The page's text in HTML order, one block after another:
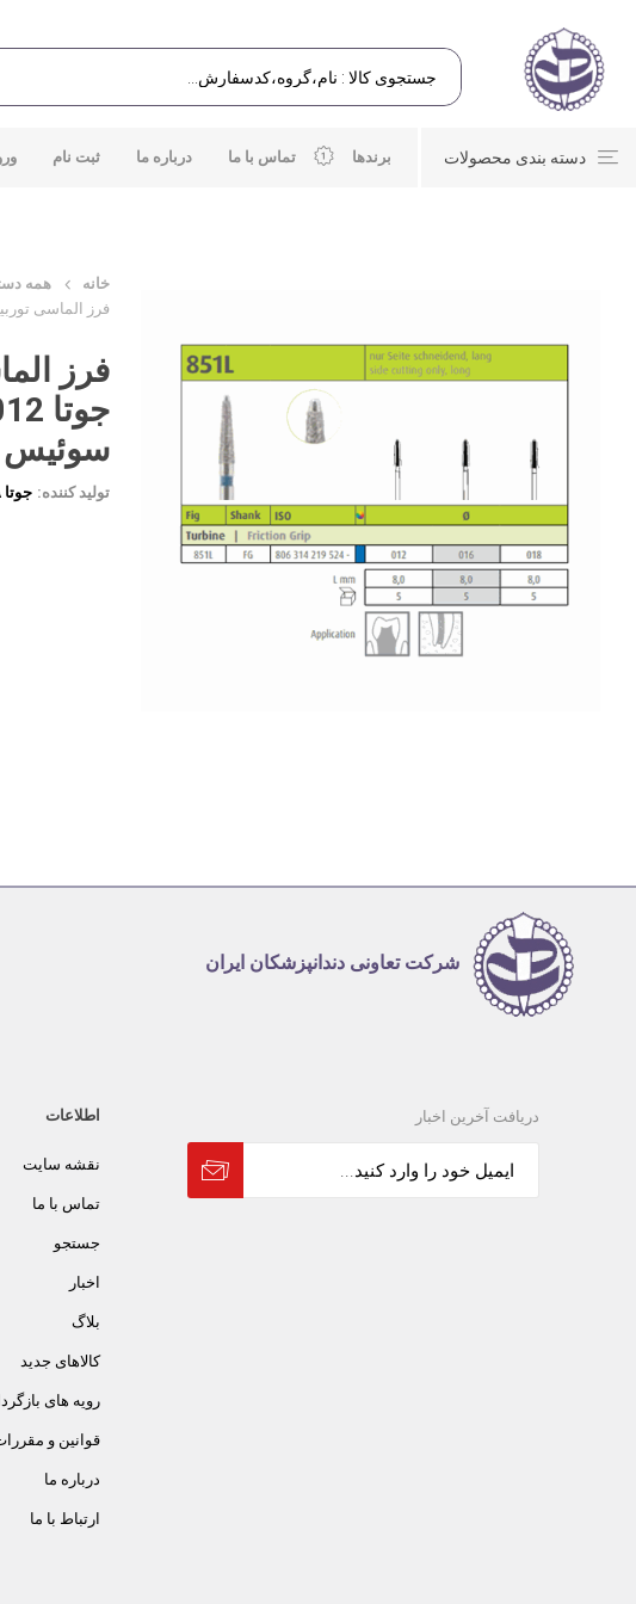
دسته بندی محصولات برندها تماس با ما درباره ما ثبت نام
خانه همه
فرز الماسی توربین 5 عددی جوتا 806314219524012
سوئیس
تولید کننده: جوتا JOTA
شرکت تعاونی دندانپزشکان ایران
دریافت آخرین اخبار اطلاعات
نقشه سایت
تماس با ما
جستجو
اخبار
بلاگ
کالاهای جدید
رویه های
قوانین و
درباره ما
ارتباط با ما